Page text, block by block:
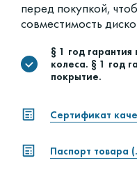
перед покупкой,
совместимость
§ 1 год
колеса. § 1 год
покрытие.
Сертификат
Паспорт товара